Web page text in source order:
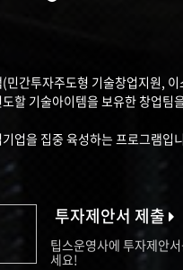
민간투자주도형 기술창업지원,
할 기술아이템을 보유한 창업팀
업을 집중 육성하는 프로그램입
투자제안서 제출
팁스운영사에 투자제안
세요!